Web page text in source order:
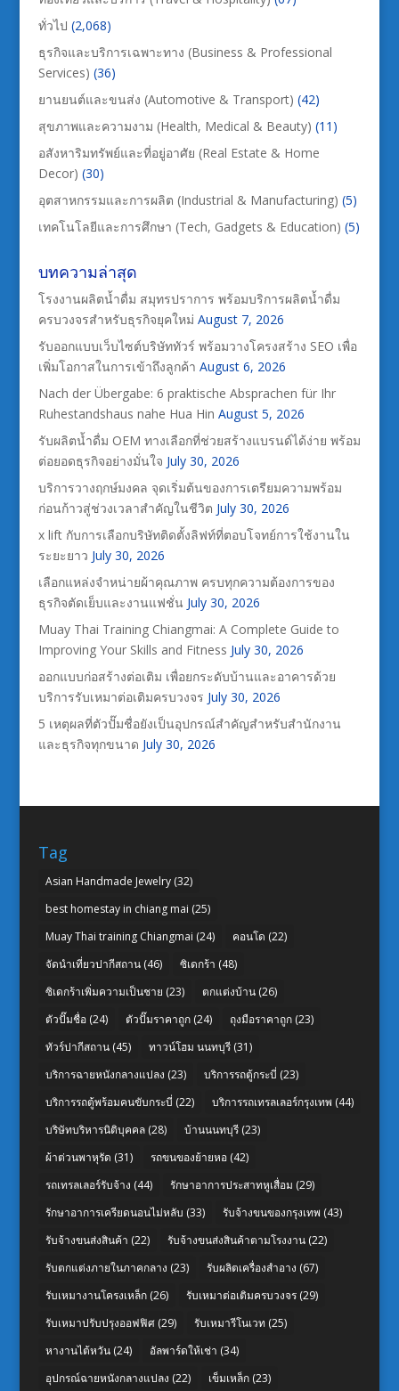
ทั่วไป (2,068)
ธุรกิจและบริการเฉพาะทาง (Business & Professional
Services) (36)
ยานยนต์และขนส่ง (Automotive & Transport) (42)
สุขภาพและความงาม (Health, Medical & Beauty) (11)
อสังหาริมทรัพย์และที่อยู่อาศัย (Real Estate & Home
Decor) (30)
อุตสาหกรรมและการผลิต (Industrial & Manufacturing) (5)
เทคโนโลยีและการศึกษา (Tech, Gadgets & Education) (5)
บทความล่าสุด
โรงงานผลิตน้ำดื่ม สมุทรปราการ พร้อมบริการผลิตน้ำดื่ม
ครบวงจรสำหรับธุรกิจยุคใหม่ August 7, 2026
รับออกแบบเว็บไซต์บริษัททัวร์ พร้อมวางโครงสร้าง SEO เพื่อ
เพิ่มโอกาสในการเข้าถึงลูกค้า August 6, 2026
Nach der Übergabe: 6 praktische Absprachen für Ihr
Ruhestandshaus nahe Hua Hin August 5, 2026
รับผลิตน้ำดื่ม OEM ทางเลือกที่ช่วยสร้างแบรนด์ได้ง่าย พร้อม
ต่อยอดธุรกิจอย่างมั่นใจ July 30, 2026
บริการวางฤกษ์มงคล จุดเริ่มต้นของการเตรียมความพร้อม
ก่อนก้าวสู่ช่วงเวลาสำคัญในชีวิต July 30, 2026
x lift กับการเลือกบริษัทติดตั้งลิฟท์ที่ตอบโจทย์การใช้งานใน
ระยะยาว July 30, 2026
เลือกแหล่งจำหน่ายผ้าคุณภาพ ครบทุกความต้องการของ
ธุรกิจตัดเย็บและงานแฟชั่น July 30, 2026
Muay Thai Training Chiangmai: A Complete Guide to
Improving Your Skills and Fitness July 30, 2026
ออกแบบก่อสร้างต่อเติม เพื่อยกระดับบ้านและอาคารด้วย
บริการรับเหมาต่อเติมครบวงจร July 30, 2026
5 เหตุผลที่ตัวปั๊มชื่อยังเป็นอุปกรณ์สำคัญสำหรับสำนักงาน
และธุรกิจทุกขนาด July 30, 2026
Tag
Asian Handmade Jewelry(32)
best homestay in chiang mai (25)
Muay Thai training Chiangmai (24) คอนโด (22)
จัดนำเที่ยวปากีสถาน(46) ซิเดกร้า (48)
ซิเดกร้าเพิ่มความเป็นชาย (23) ตกแต่งบ้าน(26)
ตัวปั๊มชื่อ(24) ตัวปั๊มราคาถูก(24) ถุงมือราคาถูก(23)
ทัวร์ปากีสถาน(45) ทาวน์โฮม นนทบุรี(31)
บริการฉายหนังกลางแปลง (23) บริการรถตู้กระบี่ (23)
บริการรถตู้พร้อมคนขับกระบี่ (22) บริการรถเทรลเลอร์กรุงเทพ (44)
บริษัทบริหารนิติบุคคล(28) บ้านนนทบุรี(23)
ผ้าต่วนพาหุรัด (31) รถขนของย้ายหอ(42)
รถเทรลเลอร์รับจ้าง (44) รักษาอาการประสาทหูเสื่อม (29)
รักษาอาการเครียดนอนไม่หลับ (33) รับจ้างขนของกรุงเทพ (43)
รับจ้างขนส่งสินค้า (22) รับจ้างขนส่งสินค้าตามโรงงาน(22)
รับตกแต่งภายในภาคกลาง (23) รับผลิตเครื่องสำอาง (67)
รับเหมางานโครงเหล็ก(26) รับเหมาต่อเติมครบวงจร(29)
รับเหมาปรับปรุงออฟฟิศ(29) รับเหมารีโนเวท (25)
หางานไต้หวัน(24) อัลพาร์ดให้เช่า (34)
อุปกรณ์ฉายหนังกลางแปลง (22) เข็มเหล็ก(23)